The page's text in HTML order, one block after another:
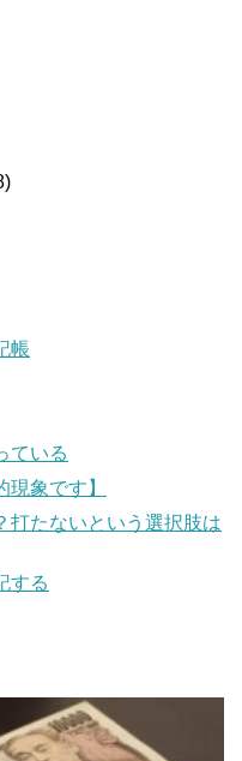
帳
ている
象です】
打たないという選択肢は
する